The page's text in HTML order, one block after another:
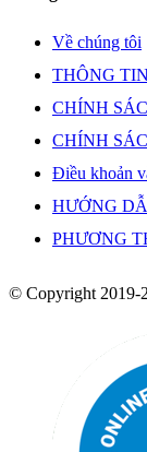
Về chúng tôi
THÔNG
CHÍNH
CHÍNH
Điều khoản
HƯỚNG
PHƯƠNG
© Copyright 2019-